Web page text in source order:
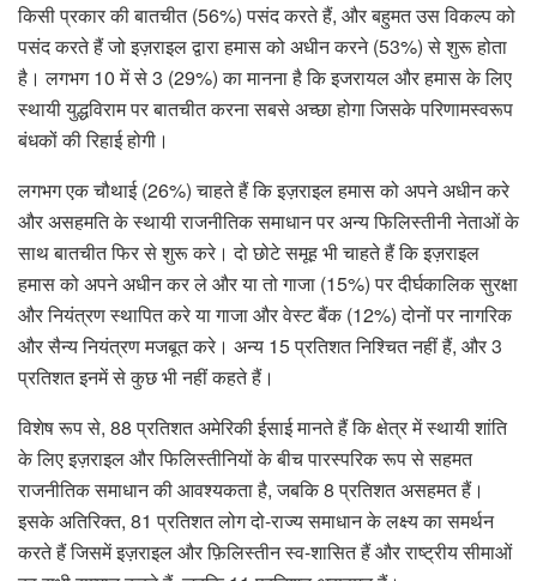
किसी प्रकार की बातचीत (56%) पसंद करते हैं, और बहुमत उस विकल्प को
पसंद करते हैं जो इज़राइल द्वारा हमास को अधीन करने (53%) से शुरू होता
है। लगभग 10 में से 3 (29%) का मानना ​​है कि इजरायल और हमास के लिए
स्थायी युद्धविराम पर बातचीत करना सबसे अच्छा होगा जिसके परिणामस्वरूप
बंधकों की रिहाई होगी।
लगभग एक चौथाई (26%) चाहते हैं कि इज़राइल हमास को अपने अधीन करे
और असहमति के स्थायी राजनीतिक समाधान पर अन्य फिलिस्तीनी नेताओं के
साथ बातचीत फिर से शुरू करे। दो छोटे समूह भी चाहते हैं कि इज़राइल
हमास को अपने अधीन कर ले और या तो गाजा (15%) पर दीर्घकालिक सुरक्षा
और नियंत्रण स्थापित करे या गाजा और वेस्ट बैंक (12%) दोनों पर नागरिक
और सैन्य नियंत्रण मजबूत करे। अन्य 15 प्रतिशत निश्चित नहीं हैं, और 3
प्रतिशत इनमें से कुछ भी नहीं कहते हैं।
विशेष रूप से, 88 प्रतिशत अमेरिकी ईसाई मानते हैं कि क्षेत्र में स्थायी शांति
के लिए इज़राइल और फिलिस्तीनियों के बीच पारस्परिक रूप से सहमत
राजनीतिक समाधान की आवश्यकता है, जबकि 8 प्रतिशत असहमत हैं।
इसके अतिरिक्त, 81 प्रतिशत लोग दो-राज्य समाधान के लक्ष्य का समर्थन
करते हैं जिसमें इज़राइल और फ़िलिस्तीन स्व-शासित हैं और राष्ट्रीय सीमाओं